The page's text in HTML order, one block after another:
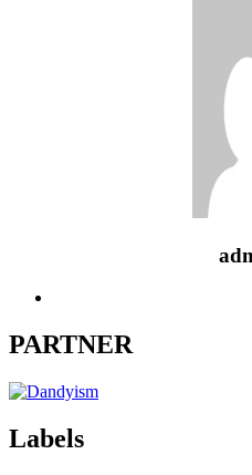
PARTNER
Labels